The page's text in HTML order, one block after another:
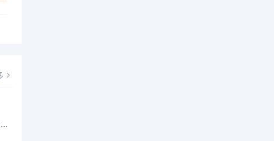
梦幻手游69地煞地府三星攻略（梦幻手游69地府地煞加点）